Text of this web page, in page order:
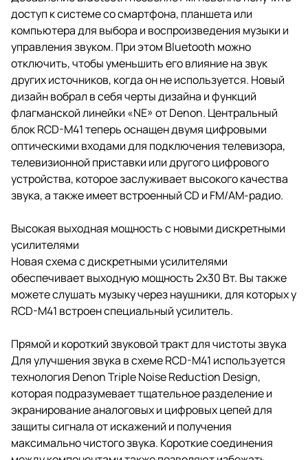
доступ к системе со смартфона, планшета или
компьютера для выбора и воспроизведения музыки и
управления звуком. При этом Bluetooth можно
отключить, чтобы уменьшить его влияние на звук
других источников, когда он не используется. Новый
дизайн вобрал в себя черты дизайна и функций
флагманской линейки «NE» от Denon. Центральный
блок RCD-M41 теперь оснащен двумя цифровыми
оптическими входами для подключения телевизора,
телевизионной приставки или другого цифрового
устройства, которое заслуживает высокого качества
звука, а также имеет встроенный CD и FM/AM-радио.
Высокая выходная мощность с новыми дискретными
усилителями
Новая схема с дискретными усилителями
обеспечивает выходную мощность 2x30 Вт. Вы также
можете слушать музыку через наушники, для которых у
RCD-M41 встроен специальный усилитель.
Прямой и короткий звуковой тракт для чистоты звука
Для улучшения звука в схеме RCD-M41 используется
технология Denon Triple Noise Reduction Design,
которая подразумевает тщательное разделение и
экранирование аналоговых и цифровых цепей для
защиты сигнала от искажений и получения
максимально чистого звука. Короткие соединения